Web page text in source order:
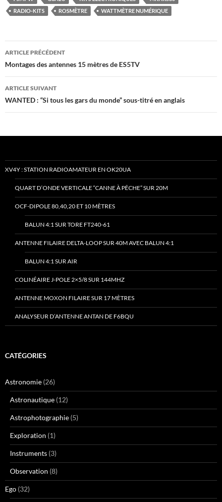
RADIO-KITS
ROSMÈTRE WATTMÈTRE NUMÉRIQUE
Navigation
des
articles
ARTICLE PRÉCÉDENT
Montages des antennes 15 mètres de ES5TV
ARTICLE SUIVANT
WANTED : “Si tous les gars du monde” sous-titré en anglais
XV4Y : STATION RADIOAMATEUR EN OK20UA
QUART D’ONDE VERTICALE “CANNE À PÊCHE” SUR 20M
OCF-DIPOLE 80,40,20 ET 10 MÈTRES
BALUN 4:1 SUR TORE FT240-61
ANTENNE FILAIRE DELTA-LOOP SUR 40M AVEC BALUN 4:1
BALUN 4:1 SUR AIR
COLINÉAIRE J-POLE 2×5/8 SUR 144MHZ
ANTENNE MOXON FILAIRE SUR 17 MÈTRES
ANALYSEUR D’ANTENNE ANTAN DE F6BQU
CATÉGORIES
Astronomie (26)
Astronautique (12)
Astrophotographie (5)
Exploration (1)
Instruments (3)
Observation (8)
Ego (32)